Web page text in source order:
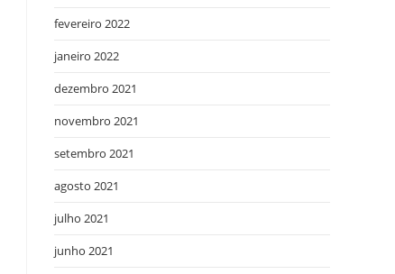
fevereiro 2022
janeiro 2022
dezembro 2021
novembro 2021
setembro 2021
agosto 2021
julho 2021
junho 2021